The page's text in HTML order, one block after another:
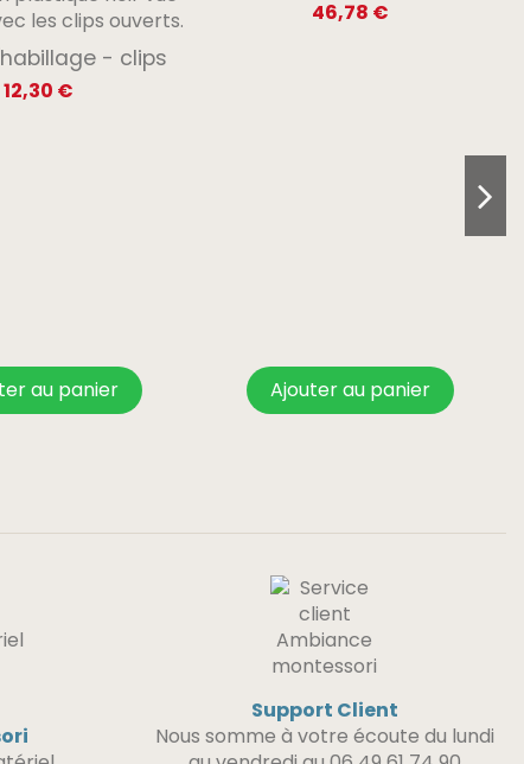
- clips
12,30 €
au panier
46,78 €
Ajouter au panier
Support Client
Nous somme à votre écoute du lundi